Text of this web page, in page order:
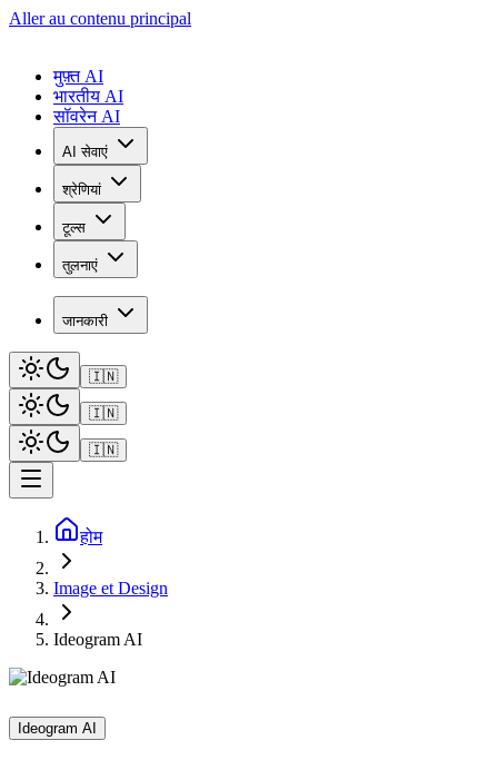
Aller au contenu principal
मुफ़्त AI
भारतीय AI
सॉवरेन AI
AI सेवाएं
श्रेणियां
टूल्स
तुलनाएं
जानकारी
🇮🇳
🇮🇳
🇮🇳
होम
Image et Design
Ideogram AI
Ideogram AI